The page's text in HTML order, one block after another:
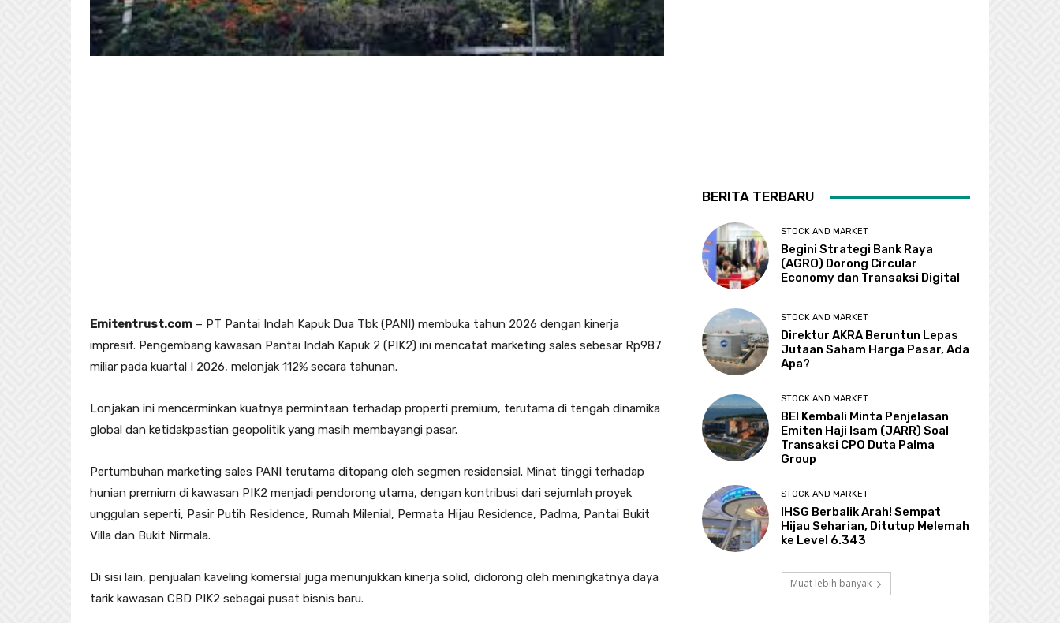
Emitentrust.com – PT Pantai Indah Kapuk Dua Tbk (PANI) membuka tahun 2026 dengan kinerja
impresif. Pengembang kawasan Pantai Indah Kapuk 2 (PIK2) ini mencatat marketing sales sebesar Rp987
miliar pada kuartal I 2026, melonjak 112% secara tahunan.
Lonjakan ini mencerminkan kuatnya permintaan terhadap properti premium, terutama di tengah dinamika
global dan ketidakpastian geopolitik yang masih membayangi pasar.
Pertumbuhan marketing sales PANI terutama ditopang oleh segmen residensial. Minat tinggi terhadap
hunian premium di kawasan PIK2 menjadi pendorong utama, dengan kontribusi dari sejumlah proyek
unggulan seperti, Pasir Putih Residence, Rumah Milenial, Permata Hijau Residence, Padma, Pantai Bukit
Villa dan Bukit Nirmala.
Di sisi lain, penjualan kaveling komersial juga menunjukkan kinerja solid, didorong oleh meningkatnya daya
tarik kawasan CBD PIK2 sebagai pusat bisnis baru.
BERITA TERBARU
STOCK AND MARKET
Begini Strategi Bank Raya
(AGRO) Dorong Circular
Economy dan Transaksi Digital
STOCK AND MARKET
Direktur AKRA Beruntun Lepas
Jutaan Saham Harga Pasar, Ada
Apa?
STOCK AND MARKET
BEI Kembali Minta Penjelasan
Emiten Haji Isam (JARR) Soal
Transaksi CPO Duta Palma
Group
STOCK AND MARKET
IHSG Berbalik Arah! Sempat
Hijau Seharian, Ditutup Melemah
ke Level 6.343
Muat lebih banyak